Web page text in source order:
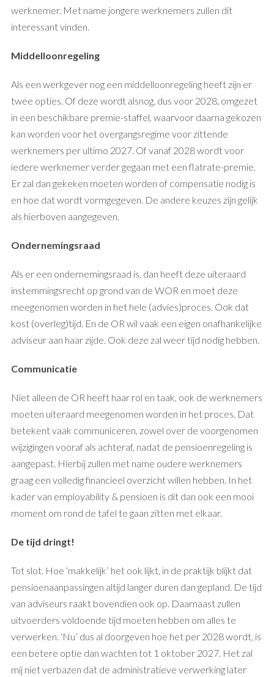
werknemer. Met name jongere werknemers zullen dit
interessant vinden.
Middelloonregeling
Als een werkgever nog een middelloonregeling heeft zijn er
twee opties. Of deze wordt alsnog, dus voor 2028, omgezet
in een beschikbare premie-staffel, waarvoor daarna gekozen
kan worden voor het overgangsregime voor zittende
werknemers per ultimo 2027. Of vanaf 2028 wordt voor
iedere werknemer verder gegaan met een flatrate-premie.
Er zal dan gekeken moeten worden of compensatie nodig is
en hoe dat wordt vormgegeven. De andere keuzes zijn gelijk
als hierboven aangegeven.
Ondernemingsraad
Als er een ondernemingsraad is, dan heeft deze uiteraard
instemmingsrecht op grond van de WOR en moet deze
meegenomen worden in het hele (advies)proces. Ook dat
kost (overleg)tijd. En de OR wil vaak een eigen onafhankelijke
adviseur aan haar zijde. Ook deze zal weer tijd nodig hebben.
Communicatie
Niet alleen de OR heeft haar rol en taak, ook de werknemers
moeten uiteraard meegenomen worden in het proces. Dat
betekent vaak communiceren, zowel over de voorgenomen
wijzigingen vooraf als achteraf, nadat de pensioenregeling is
aangepast. Hierbij zullen met name oudere werknemers
graag een volledig financieel overzicht willen hebben. In het
kader van employability & pensioen is dit dan ook een mooi
moment om rond de tafel te gaan zitten met elkaar.
De tijd dringt!
Tot slot. Hoe ‘makkelijk’ het ook lijkt, in de praktijk blijkt dat
pensioenaanpassingen altijd langer duren dan gepland. De tijd
van adviseurs raakt bovendien ook op. Daarnaast zullen
uitvoerders voldoende tijd moeten hebben om alles te
verwerken. ‘Nu’ dus al doorgeven hoe het per 2028 wordt, is
een betere optie dan wachten tot 1 oktober 2027. Het zal
mij niet verbazen dat de administratieve verwerking later